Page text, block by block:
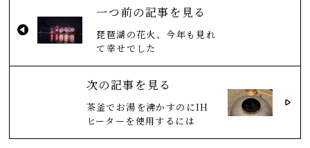
一つ前の記事を見る
琵琶湖の花火、今年も見れ
て幸せでした
次の記事を見る
茶釜でお湯を沸かすのにIH
ヒーターを使用するには